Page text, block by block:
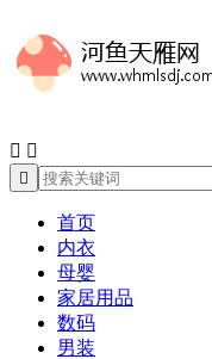
 

首页
内衣
母婴
家居用品
数码
男装